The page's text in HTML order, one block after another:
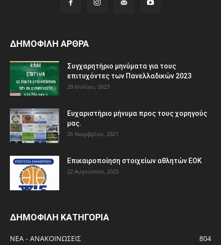
ΔΗΜΟΦΙΛΗ ΑΡΘΡΑ
Συγχαρητήριο μηνύματα για τους
επιτυχόντες των Πανελλαδικών 2023
29 Ιουλίου, 2023
Ευχαριστήριο μήνυμα προς τους χορηγούς
μας.
26 Νοεμβρίου, 2021
Eπικαιροποίηση στοιχείων αθλητών ΕΟΚ
22 Αυγούστου, 2025
ΔΗΜΟΦΙΛΗ ΚΑΤΗΓΟΡΙΑ
ΝΕΑ - ΑΝΑΚΟΙΝΩΣΕΙΣ 804